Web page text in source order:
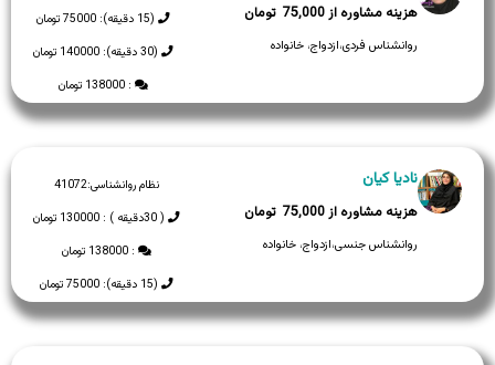
(15 دقیقه): 75000 تومان
(30 دقیقه): 140000 تومان
: 138000 تومان
75,000
روانشناس فردی،ازدواج، خانواده
نظام روانشناسی:41072
( 30دقیقه ) : 130000 تومان
: 138000 تومان
(15 دقیقه): 75000 تومان
نادیا کیان
75,000
روانشناس جنسی،ازدواج، خانواده